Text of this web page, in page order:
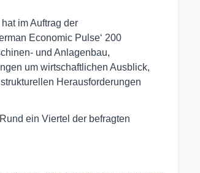
im Auftrag der
Economic Pulse‘ 200
und Anlagenbau,
um wirtschaftlichen Ausblick,
Herausforderungen
ein Viertel der befragten